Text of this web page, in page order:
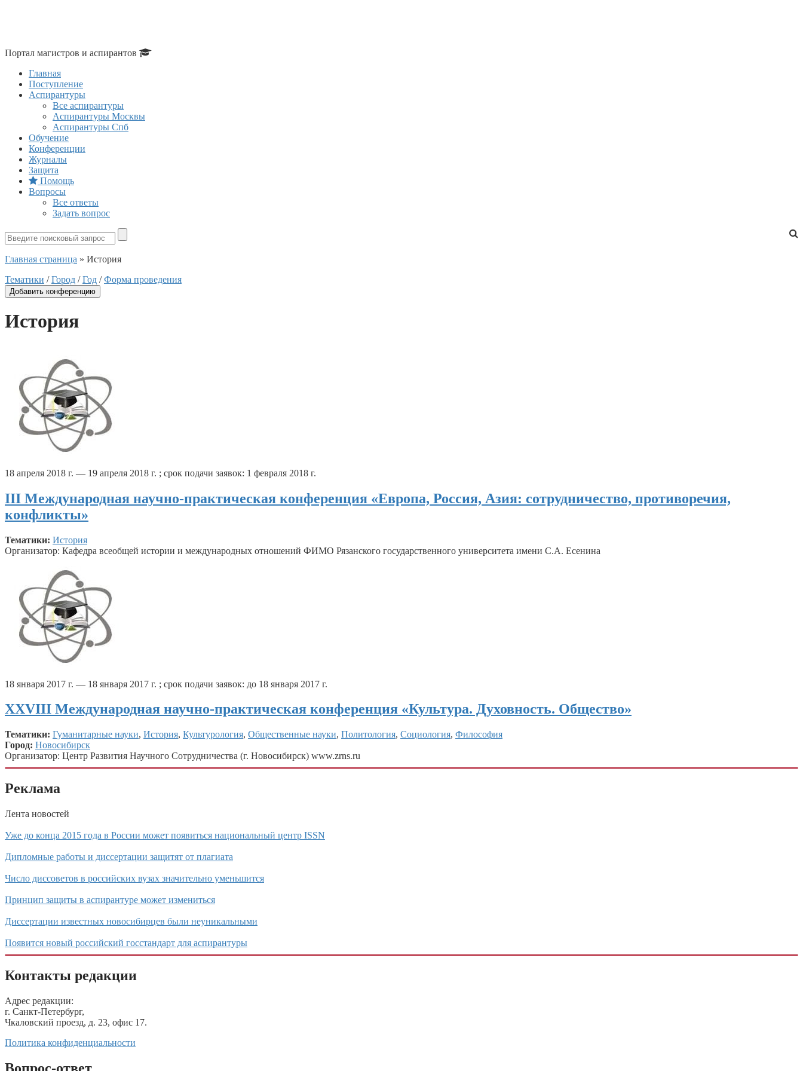
Портал магистров и аспирантов
Главная
Поступление
Аспирантуры
Все аспирантуры
Аспирантуры Москвы
Аспирантуры Спб
Обучение
Конференции
Журналы
Защита
Помощь
Вопросы
Все ответы
Задать вопрос
Главная страница » История
Тематики /Город /Год /Форма проведения
Добавить конференцию
История
18 апреля 2018 г. — 19 апреля 2018 г. ; срок подачи заявок: 1 февраля 2018 г.
III Международная научно-практическая конференция «Европа, Россия, Азия: сотрудничество, противоречия,
конфликты»
Тематики: История
Организатор: Кафедра всеобщей истории и международных отношений ФИМО Рязанского государственного университета имени С.А. Есенина
18 января 2017 г. — 18 января 2017 г. ; срок подачи заявок: до 18 января 2017 г.
XXVIII Международная научно-практическая конференция «Культура. Духовность. Общество»
Тематики: Гуманитарные науки, История, Культурология, Общественные науки, Политология, Социология, Философия
Город: Новосибирск
Организатор: Центр Развития Научного Сотрудничества (г. Новосибирск) www.zrns.ru
Реклама
Лента новостей
Уже до конца 2015 года в России может появиться национальный центр ISSN
Дипломные работы и диссертации защитят от плагиата
Число диссоветов в российских вузах значительно уменьшится
Принцип защиты в аспирантуре может измениться
Диссертации известных новосибирцев были неуникальными
Появится новый российский госстандарт для аспирантуры
Контакты редакции
Адрес редакции:
г. Санкт-Петербург,
Чкаловский проезд, д. 23, офис 17.
Политика конфиденциальности